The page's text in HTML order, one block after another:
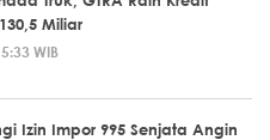
Miliar
WIB
Izin Impor 995 Senjata Angin